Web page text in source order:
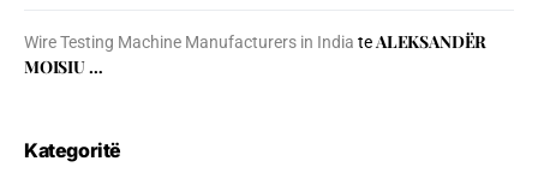
Wire Testing Machine Manufacturers in India teALEKSANDËR
MOISIU …
Kategoritë